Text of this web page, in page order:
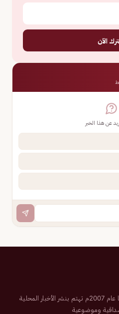
الآن
عن هذا الخبر
صحيفة إلكترونية سعودية تم تأسيسها عام 2007م تهتم بنشر الأخبار المحلية
وموضوعية